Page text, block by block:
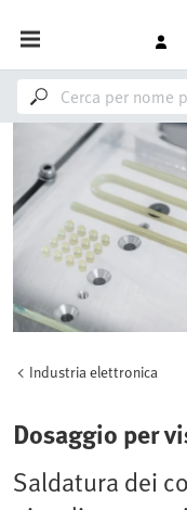
Industria elettronica
Dosaggio per
Saldatura dei